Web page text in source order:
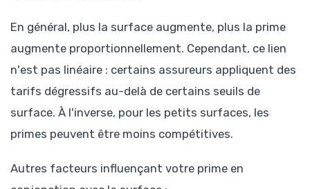
En général, plus la surface augmente, plus la prime
augmente proportionnellement. Cependant, ce lien
n'est pas linéaire : certains assureurs appliquent des
tarifs dégressifs au-delà de certains seuils de
surface. À l'inverse, pour les petits surfaces, les
primes peuvent être moins compétitives.
Autres facteurs influençant votre prime en